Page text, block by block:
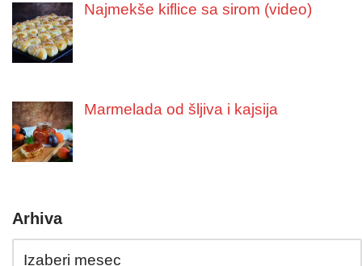
Najmekše kiflice sa sirom (video)
Marmelada od šljiva i kajsija
Arhiva